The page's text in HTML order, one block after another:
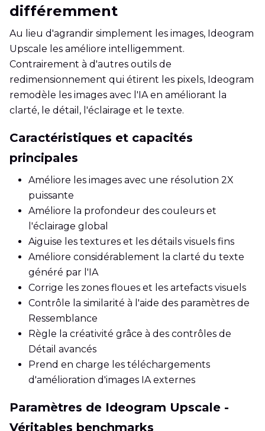
différemment
Au lieu d'agrandir simplement les images, Ideogram
Upscale les améliore intelligemment.
Contrairement à d'autres outils de
redimensionnement qui étirent les pixels, Ideogram
remodèle les images avec l'IA en améliorant la
clarté, le détail, l'éclairage et le texte.
Caractéristiques et capacités
principales
Améliore les images avec une résolution 2X
puissante
Améliore la profondeur des couleurs et
l'éclairage global
Aiguise les textures et les détails visuels fins
Améliore considérablement la clarté du texte
généré par l'IA
Corrige les zones floues et les artefacts visuels
Contrôle la similarité à l'aide des paramètres de
Ressemblance
Règle la créativité grâce à des contrôles de
Détail avancés
Prend en charge les téléchargements
d'amélioration d'images IA externes
Paramètres de Ideogram Upscale -
Véritables benchmarks